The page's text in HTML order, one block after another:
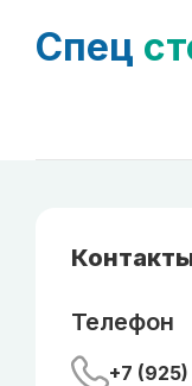
Спец
Телефон
+7